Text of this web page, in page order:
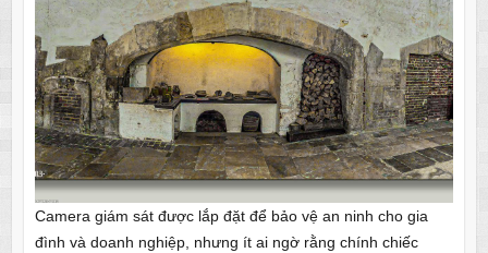
Camera giám sát được lắp đặt để bảo vệ an ninh cho gia
đình và doanh nghiệp, nhưng ít ai ngờ rằng chính chiếc